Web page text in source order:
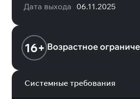
Дата выхода 06.11.2025
16+ Возрастное
Системные требования